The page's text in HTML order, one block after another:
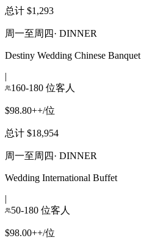
总计 $1,293
周一至周四· DINNER
Destiny Wedding Chinese Banquet
|
160-180 位客人
$98.80++/位
总计 $18,954
周一至周四· DINNER
Wedding International Buffet
|
50-180 位客人
$98.00++/位